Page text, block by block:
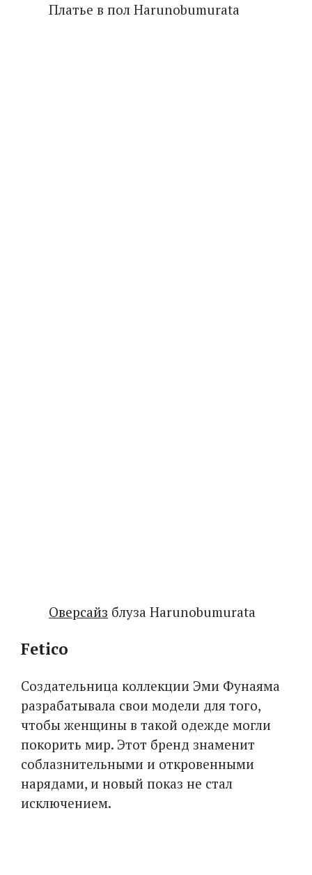
Платье в пол Harunobumurata
Оверсайз блуза Harunobumurata
Fetico
Создательница коллекции Эми Фунаяма
разрабатывала свои модели для того,
чтобы женщины в такой одежде могли
покорить мир. Этот бренд знаменит
соблазнительными и откровенными
нарядами, и новый показ не стал
исключением.